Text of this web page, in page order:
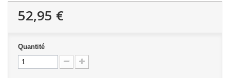
52,95 €
Quantité